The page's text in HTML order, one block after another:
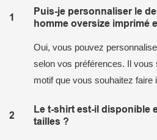
1
Puis-je personnaliser le
homme oversize imprimé
Oui, vous pouvez
selon vos préférences. Il vous
motif que vous souhaitez faire
2
Le t-shirt est-il disponible
tailles ?